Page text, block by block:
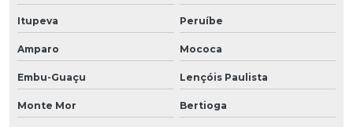
Itupeva Peruíbe
Amparo Mococa
Embu-Guaçu Lençóis Paulista
Monte Mor Bertioga